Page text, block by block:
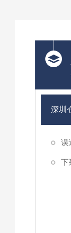
深圳
误
下